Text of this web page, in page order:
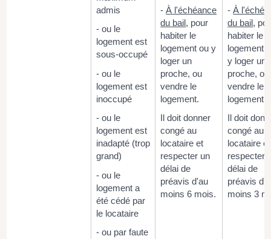
admis
- ou le
logement est
sous-occupé
- ou le
logement est
inoccupé
- ou le
logement est
inadapté (trop
grand)
- ou le
logement a
été cédé par
le locataire
- ou par faute
-À l'échéance
du bail, pour
habiter le
logement ou y
loger un
proche, ou
vendre le
logement.
Il doit donner
congé au
locataire et
respecter un
délai de
préavis d'au
moins 6 mois.
-À
du bail,
habiter le
logement,
y loger un
proche, ou
vendre le
logement.
Il doit
congé au
locataire et
respecter
délai de
préavis
moins 3